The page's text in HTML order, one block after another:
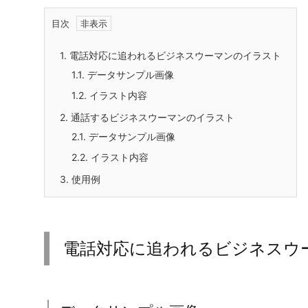
目次
1. 電話対応に追われるビジネスウーマンのイラスト
1.1. データサンプル画像
1.2. イラスト内容
2. 通話するビジネスウーマンのイラスト
2.1. データサンプル画像
2.2. イラスト内容
3. 使用例
電話対応に追われるビジネスウ